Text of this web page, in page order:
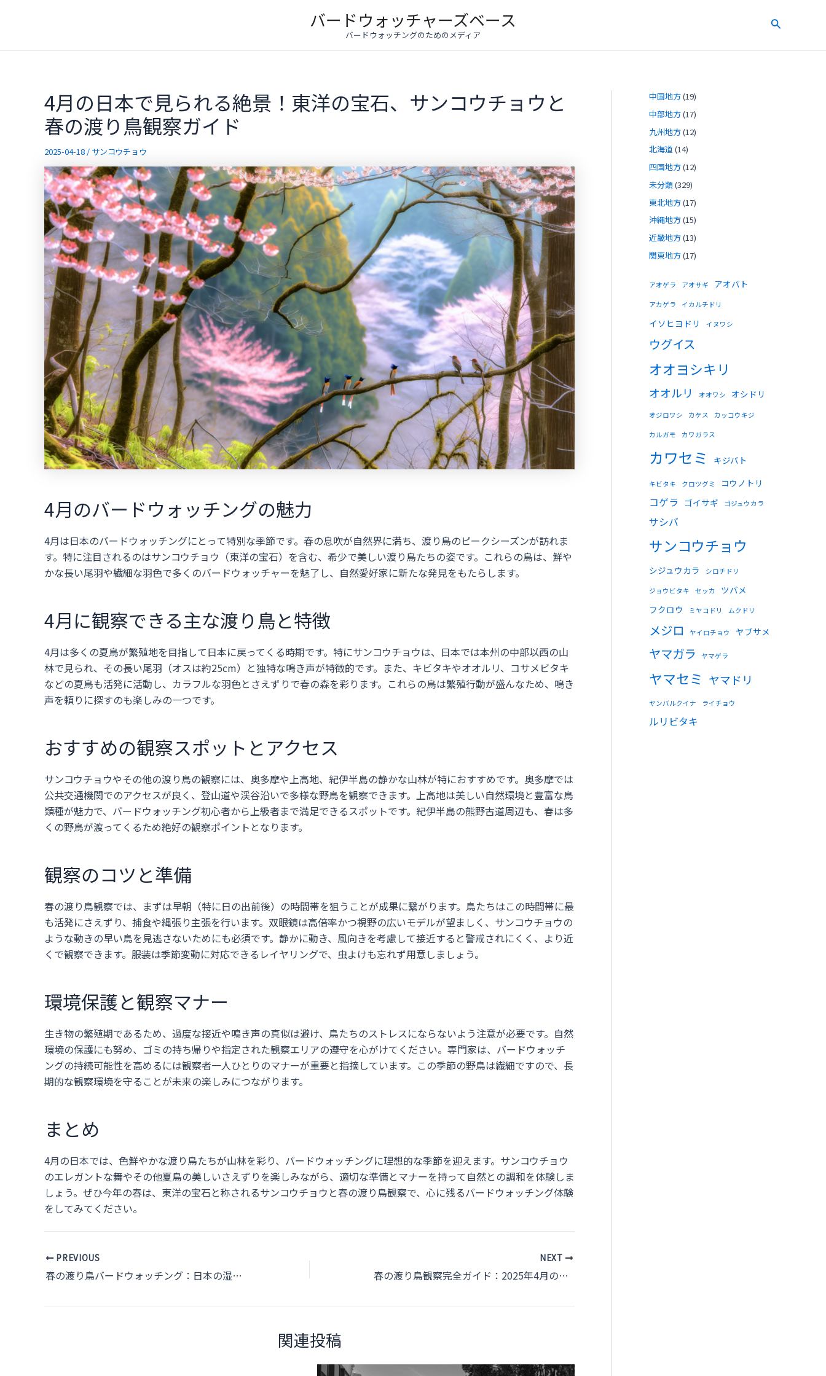
バードウォッチャーズベース
バードウォッチングのためのメディア
検
4月の日本で見られる絶景！東洋の宝石、サンコウチョウと
春の渡り鳥観察ガイド
2025-04-18 / サンコウチョウ
4月のバードウォッチングの魅力
4月は日本のバードウォッチングにとって特別な季節です。春の息吹が自然界に満ち、渡り鳥のピークシーズンが訪れま
す。特に注目されるのはサンコウチョウ（東洋の宝石）を含む、希少で美しい渡り鳥たちの姿です。これらの鳥は、鮮や
かな長い尾羽や繊細な羽色で多くのバードウォッチャーを魅了し、自然愛好家に新たな発見をもたらします。
4月に観察できる主な渡り鳥と特徴
4月は多くの夏鳥が繁殖地を目指して日本に戻ってくる時期です。特にサンコウチョウは、日本では本州の中部以西の山
林で見られ、その長い尾羽（オスは約25cm）と独特な鳴き声が特徴的です。また、キビタキやオオルリ、コサメビタキ
などの夏鳥も活発に活動し、カラフルな羽色とさえずりで春の森を彩ります。これらの鳥は繁殖行動が盛んなため、鳴き
声を頼りに探すのも楽しみの一つです。
おすすめの観察スポットとアクセス
サンコウチョウやその他の渡り鳥の観察には、奥多摩や上高地、紀伊半島の静かな山林が特におすすめです。奥多摩では
公共交通機関でのアクセスが良く、登山道や渓谷沿いで多様な野鳥を観察できます。上高地は美しい自然環境と豊富な鳥
類種が魅力で、バードウォッチング初心者から上級者まで満足できるスポットです。紀伊半島の熊野古道周辺も、春は多
くの野鳥が渡ってくるため絶好の観察ポイントとなります。
観察のコツと準備
春の渡り鳥観察では、まずは早朝（特に日の出前後）の時間帯を狙うことが成果に繋がります。鳥たちはこの時間帯に最
も活発にさえずり、捕食や縄張り主張を行います。双眼鏡は高倍率かつ視野の広いモデルが望ましく、サンコウチョウの
ような動きの早い鳥を見逃さないためにも必須です。静かに動き、風向きを考慮して接近すると警戒されにくく、より近
くで観察できます。服装は季節変動に対応できるレイヤリングで、虫よけも忘れず用意しましょう。
環境保護と観察マナー
生き物の繁殖期であるため、過度な接近や鳴き声の真似は避け、鳥たちのストレスにならないよう注意が必要です。自然
環境の保護にも努め、ゴミの持ち帰りや指定された観察エリアの遵守を心がけてください。専門家は、バードウォッチ
ングの持続可能性を高めるには観察者一人ひとりのマナーが重要と指摘しています。この季節の野鳥は繊細ですので、長
期的な観察環境を守ることが未来の楽しみにつながります。
まとめ
4月の日本では、色鮮やかな渡り鳥たちが山林を彩り、バードウォッチングに理想的な季節を迎えます。サンコウチョウ
のエレガントな舞やその他夏鳥の美しいさえずりを楽しみながら、適切な準備とマナーを持って自然との調和を体験しま
しょう。ぜひ今年の春は、東洋の宝石と称されるサンコウチョウと春の渡り鳥観察で、心に残るバードウォッチング体験
をしてみてください。
Post
navigation
PREVIOUS
春の渡り鳥バードウォッチング：日本の湿地帯で出会う季節の使者たち
NEXT
春の渡り鳥観察完全ガイド：2025年4月の日本で見逃せないスポットと観察ポイント
関連投稿
中国地方(19)
中部地方(17)
九州地方(12)
北海道 (14)
四国地方(12)
未分類(329)
東北地方(17)
沖縄地方(15)
近畿地方(13)
関東地方(17)
アオゲラ アオサギ アオバト
アカゲラ イカルチドリ
イソヒヨドリ イヌワシ
ウグイス
オオヨシキリ
オオルリ オオワシ オシドリ
オジロワシ カケス カッコウキジ
カルガモ カワガラス
カワセミ キジバト
キビタキ クロツグミ コウノトリ
コゲラ ゴイサギ ゴジュウカラ
サシバ
サンコウチョウ
シジュウカラ シロチドリ
ジョウビタキ セッカ
ツバメ
フクロウ
ミヤコドリ ムクドリ
メジロ ヤイロチョウ ヤブサメ
ヤマガラ ヤマゲラ
ヤマセミ ヤマドリ
ヤンバルクイナ ライチョウ
ルリビタキ